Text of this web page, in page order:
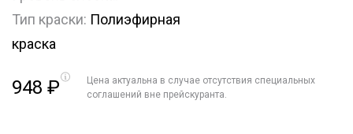
Тип краски: Полиэфирная
краска
948 ₽
Цена актуальна в случае отсутствия специальных
соглашений вне прейскуранта.